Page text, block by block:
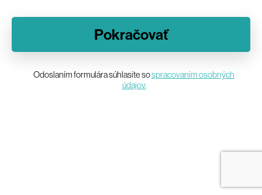
Pokračovať
Odoslaním formulára súhlasite sospracovaním osobných
údajov.